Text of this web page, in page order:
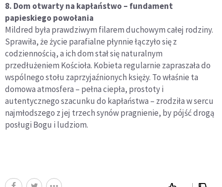
8. Dom otwarty na kapłaństwo – fundament
papieskiego powołania
Mildred była prawdziwym filarem duchowym całej rodziny.
Sprawiła, że życie parafialne płynnie łączyło się z
codziennością, a ich dom stał się naturalnym
przedłużeniem Kościoła. Kobieta regularnie zapraszała do
wspólnego stołu zaprzyjaźnionych księży. To właśnie ta
domowa atmosfera – pełna ciepła, prostoty i
autentycznego szacunku do kapłaństwa – zrodziła w sercu
najmłodszego z jej trzech synów pragnienie, by pójść drogą
posługi Bogu i ludziom.